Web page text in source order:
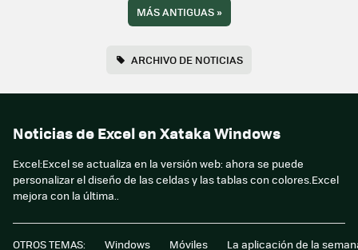
MÁS ANTIGUAS»
ARCHIVO DE NOTICIAS
Noticias de Excel en Xataka Windows
Excel:Excel se actualiza en la versión web: ahora se puede
personalizar el diseño de las celdas y las tablas con colores.Excel
mejora con la última..
OTROS TEMAS: Windows Móviles La aplicación de la